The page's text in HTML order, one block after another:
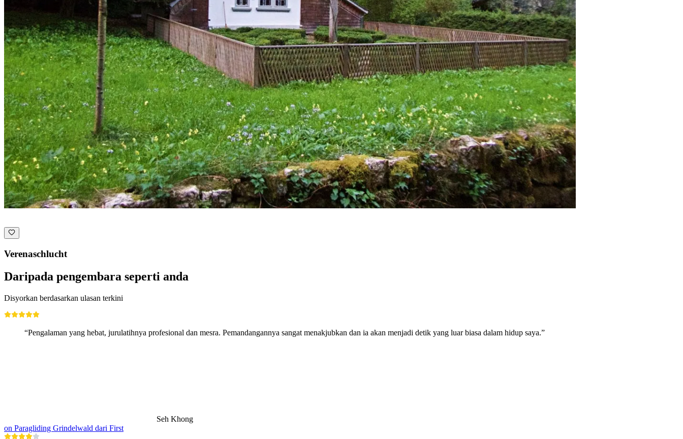
Verenaschlucht
Daripada pengembara seperti anda
Disyorkan berdasarkan ulasan terkini
“Pengalaman yang hebat, jurulatihnya profesional dan mesra. Pemandangannya sangat menakjubkan dan ia akan menjadi detik yang luar biasa dalam hidup saya.”
Seh Khong
on Paragliding Grindelwald dari First